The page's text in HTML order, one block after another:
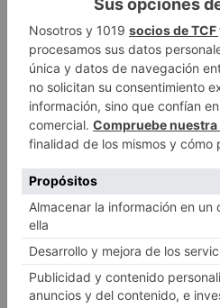
¡NOS HAS
EnLangayo imprimimos
decoración de tu hogar.
Puedes imaginar cualquier
se puede convertir en un
EnLangayo
tecnología del mercado.
LÁTEX , que no genera
respetuosa con el medio
Somos especialistas en diseño
digital personalizada y
servicios profesionales.